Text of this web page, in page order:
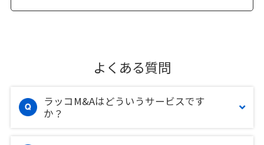
よくある質問
ラッコM&Aはどういうサービスです
か？